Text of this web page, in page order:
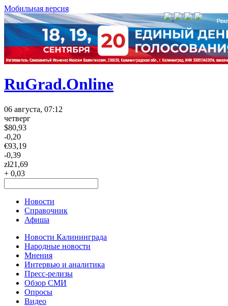
Мобильная версия
RuGrad.Online
06 августа, 07:12
четверг
$80,93
-0,20
€93,19
-0,39
zł21,69
+ 0,03
Новости
Справочник
Афиша
Новости Калининграда
Народные новости
Мнения
Интервью и аналитика
Пресс-релизы
Обзор СМИ
Опросы
Видео